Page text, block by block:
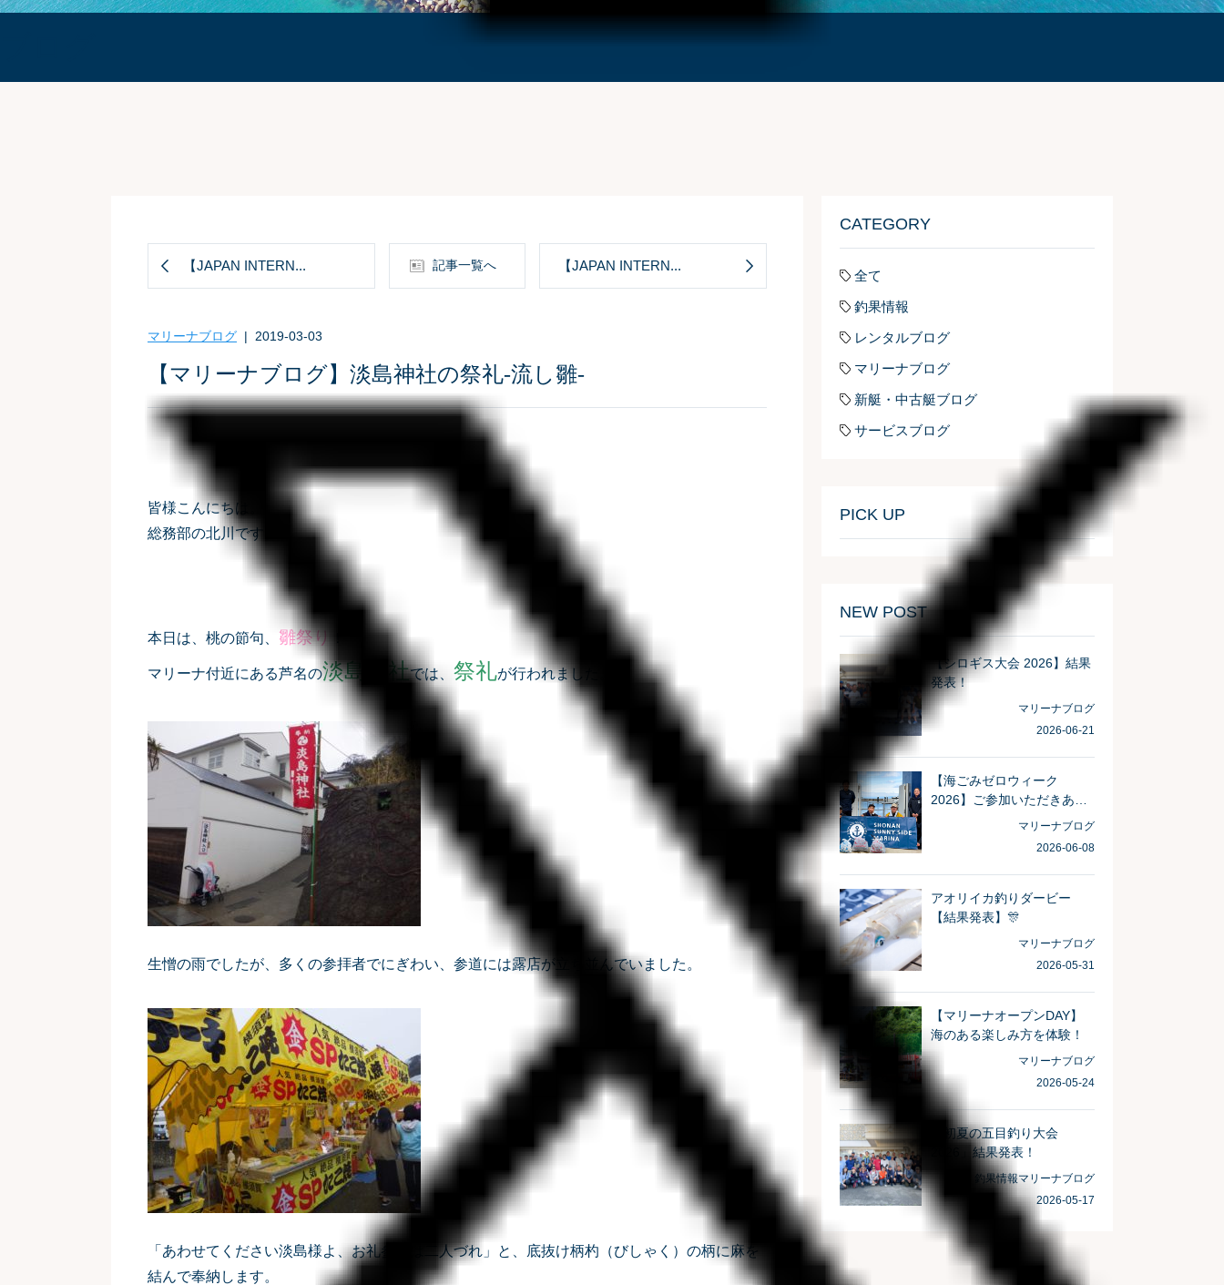
記事一覧へ
【JAPAN INTERN... 【JAPAN INTERN...
マリーナブログ | 2019-03-03
【マリーナブログ】淡島神社の祭礼-流し雛-
皆様こんにちは。
総務部の北川です。
本日は、桃の節句、 雛祭り
マリーナ付近にある芦名の淡島神社では、 祭礼が行われました。
生憎の雨でしたが、多くの参拝者でにぎわい、参道には露店が立ち並んでいました。
「あわせてください淡島様よ、お礼参りは二人づれ」と、底抜け柄杓（びしゃく）の柄に麻を
結んで奉納します。
CATEGORY
全て
釣果情報
レンタルブログ
マリーナブログ
新艇・中古艇ブログ
サービスブログ
PICK UP
NEW POST
【シロギス大会 2026】結果
発表！
マリーナブログ
2026-06-21
【海ごみゼロウィーク
2026】ご参加いただきあり
がとうございました！マリーナブログ
2026-06-08
アオリイカ釣りダービー
【結果発表】🎊
マリーナブログ
2026-05-31
【マリーナオープンDAY】
海のある楽しみ方を体験！
マリーナブログ
2026-05-24
「初夏の五目釣り大会
2026」結果発表！
釣果情報マリーナブログ
2026-05-17